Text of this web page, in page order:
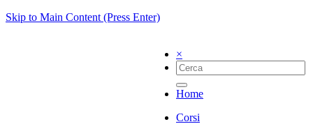
Skip to Main Content (Press Enter)
×
Home
Corsi